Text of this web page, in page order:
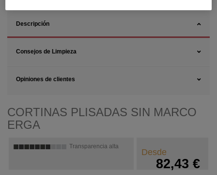
Descripción
Consejos de Limpieza
Opiniones de clientes
CORTINAS PLISADAS SIN MARCO
ERGA
Transparencia alta
Desde
82,43 €